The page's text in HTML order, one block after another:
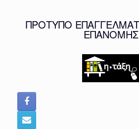
ΠΡΟΤΥΠΟ
ΕΠΑΝΟΜΗΣ